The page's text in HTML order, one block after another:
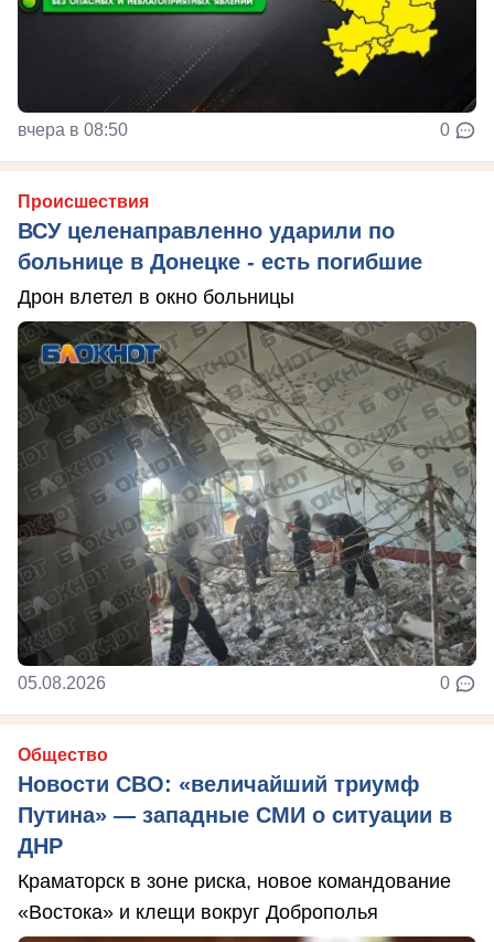
вчера в 08:50 0
Происшествия
ВСУ целенаправленно ударили по
больнице в Донецке - есть погибшие
Дрон влетел в окно больницы
05.08.2026 0
Общество
Новости СВО: «величайший триумф
Путина» — западные СМИ о ситуации в
ДНР
Краматорск в зоне риска, новое командование
«Востока» и клещи вокруг Доброполья